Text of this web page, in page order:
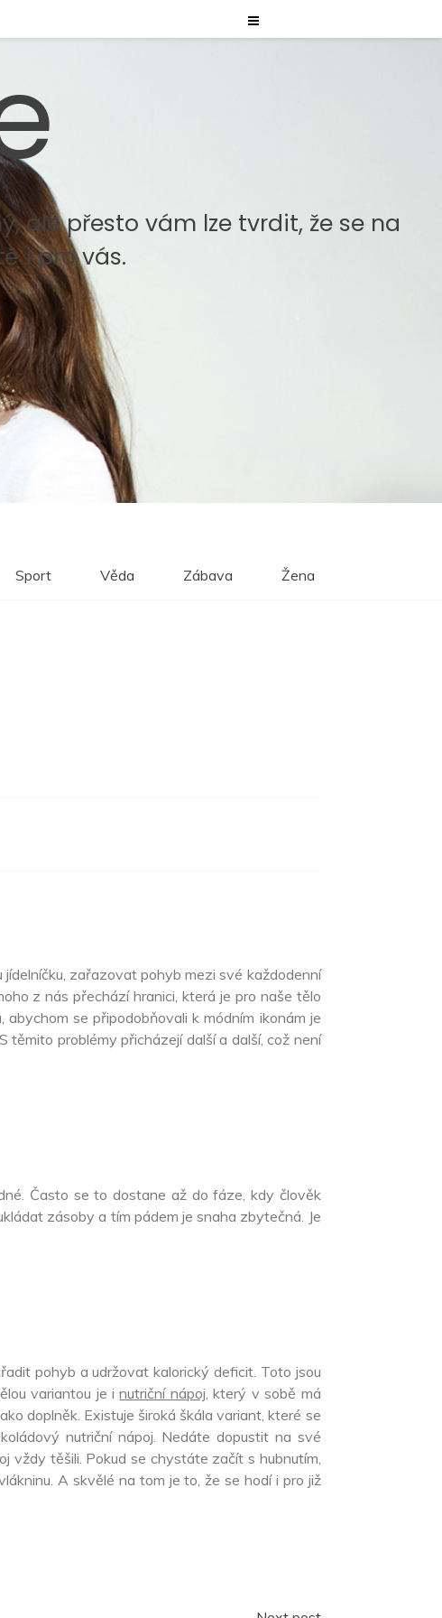
ale přesto vám lze tvrdit, že se na
i pro vás.
Sport Věda Zábava Žena
zařazovat pohyb mezi své každodenní
z nás přechází hranici, která je pro naše tělo
se připodobňovali k módním ikonám je
těmito problémy přicházejí další a další, což není
Často se to dostane až do fáze, kdy člověk
zásoby a tím pádem je snaha zbytečná. Je
pohyb a udržovat kalorický deficit. Toto jsou
variantou je inutriční nápoj, který v sobě má
doplněk. Existuje široká škála variant, které se
nutriční nápoj. Nedáte dopustit na své
vždy těšili. Pokud se chystáte začít s hubnutím,
A skvělé na tom je to, že se hodí i pro již